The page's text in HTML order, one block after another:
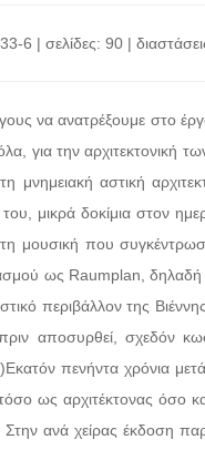
6 | σελίδες: 90 |
να ανατρέξουμε στο
για την αρχιτεκτονική
μνημειακή αστική
του, μικρά δοκίμια στον
μουσική που
ως Raumplan,
περιβάλλον της
πριν αποσυρθεί, σχεδόν
)Εκατόν πενήντα χρόνια
ως αρχιτέκτονας όσο
ανά χείρας έκδοση